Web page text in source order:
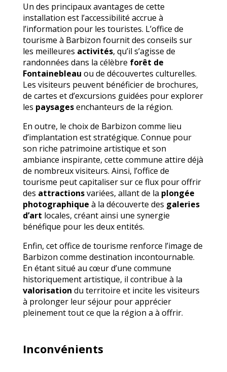
Un des principaux avantages de cette
installation est l’accessibilité accrue à
l’information pour les touristes. L’office de
tourisme à Barbizon fournit des conseils sur
les meilleures activités, qu’il s’agisse de
randonnées dans la célèbre forêt de
Fontainebleau ou de découvertes culturelles.
Les visiteurs peuvent bénéficier de brochures,
de cartes et d’excursions guidées pour explorer
les paysagesenchanteurs de la région.
En outre, le choix de Barbizon comme lieu
d’implantation est stratégique. Connue pour
son riche patrimoine artistique et son
ambiance inspirante, cette commune attire déjà
de nombreux visiteurs. Ainsi, l’office de
tourisme peut capitaliser sur ce flux pour offrir
des attractionsvariées, allant de la plongée
photographique à la découverte des galeries
d’art locales, créant ainsi une synergie
bénéfique pour les deux entités.
Enfin, cet office de tourisme renforce l’image de
Barbizon comme destination incontournable.
En étant situé au cœur d’une commune
historiquement artistique, il contribue à la
valorisation du territoire et incite les visiteurs
à prolonger leur séjour pour apprécier
pleinement tout ce que la région a à offrir.
Inconvénients